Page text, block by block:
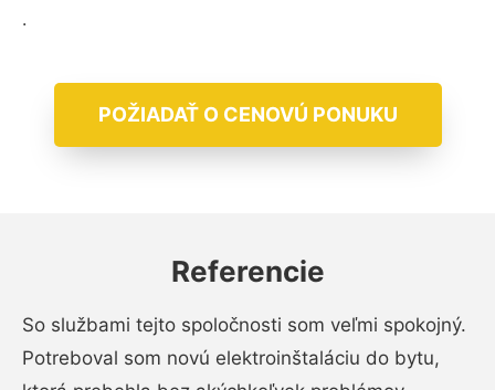
.
POŽIADAŤ O CENOVÚ PONUKU
Referencie
So službami tejto spoločnosti som veľmi spokojný.
Potreboval som novú elektroinštaláciu do bytu,